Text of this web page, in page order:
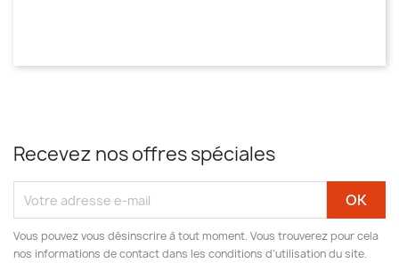
Recevez nos offres spéciales
Vous pouvez vous désinscrire à tout moment. Vous trouverez pour cela
nos informations de contact dans les conditions d'utilisation du site.